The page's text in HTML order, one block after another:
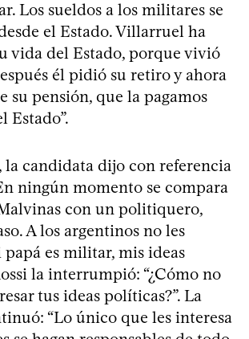
Los sueldos a los militares se
el Estado. Villarruel ha
vida del Estado, porque vivió
él pidió su retiro y ahora
su pensión, que la pagamos
Estado”.
la candidata dijo con referencia
ningún momento se compara
con un politiquero,
A los argentinos no les
es militar, mis ideas
la interrumpió: “¿Cómo no
tus ideas políticas?”. La
“Lo único que les interesa